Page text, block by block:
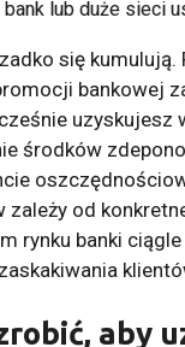
lub duże sieci
się kumulują.
bankowej
uzyskujesz
środków
zależy od
rynku banki
aby